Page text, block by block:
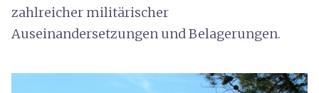
zahlreicher militärischer
Auseinandersetzungen und Belagerungen.